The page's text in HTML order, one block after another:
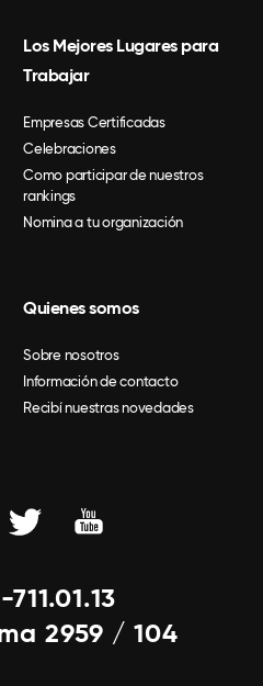
Los Mejores Lugares para
Trabajar
Empresas Certificadas
Celebraciones
Como participar de nuestros
rankings
Nomina a tu organización
Quienes somos
Sobre nosotros
Información de contacto
Recibí nuestras novedades
2959 / 104